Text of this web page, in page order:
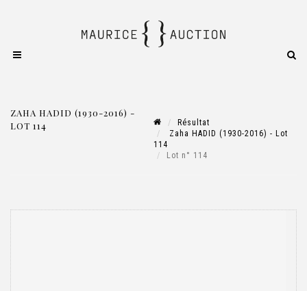
ZAHA HADID (1930-2016) -
LOT 114
Résultat
Zaha HADID (1930-2016) - Lot
114
Lot n° 114